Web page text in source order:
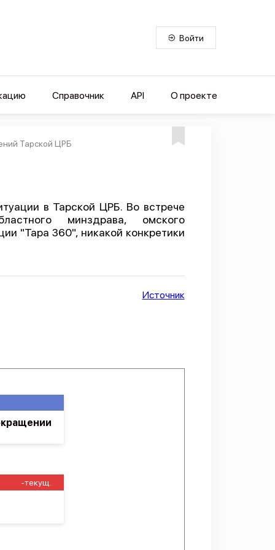
Войти
Справочник API О проекте
Тарской ЦРБ
в Тарской ЦРБ. Во встрече
минздрава, омского
"Тара 360", никакой конкретики
Источник
-текущ.